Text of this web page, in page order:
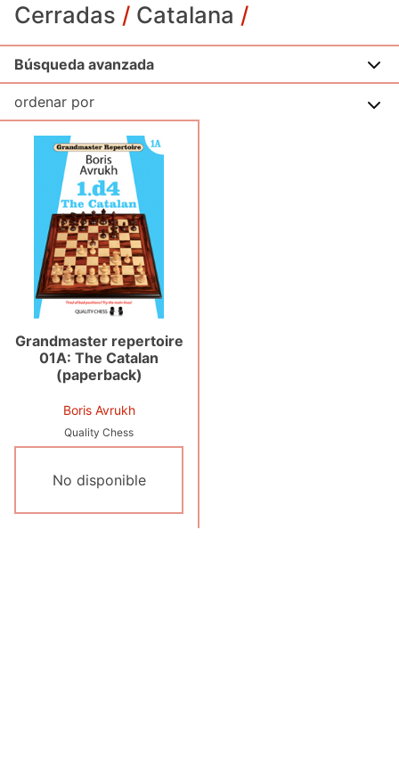
Cerradas / Catalana /
Búsqueda avanzada
Grandmaster repertoire
01A: The Catalan
(paperback)
Boris Avrukh
Quality Chess
No disponible